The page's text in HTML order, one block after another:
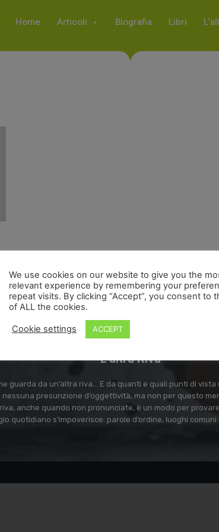
Home Articoli Biografia Libri
L'altra Riva
guarda da un’altra riva… E da quanti e quali punti di
presunzione d’oggettività, ma non per questo
anche quando non pronunciate, è un modo per
quotidiano s’impoverisce: parole d’ordine, luoghi
We use cookies on our website to give you the
relevant experience by remembering your
repeat visits. By clicking “Accept”, you consent to
of ALL the cookies.
Cookie settings ACCEPT